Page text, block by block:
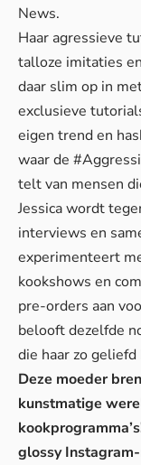
News.
Haar agressieve
talloze imitaties
daar slim op in
exclusieve
eigen trend en
waar de
telt van mensen
Jessica wordt
interviews en
experimenteert
kookshows en
pre-orders aan
belooft dezelfde
die haar zo
Deze moeder
kunstmatige
glossy